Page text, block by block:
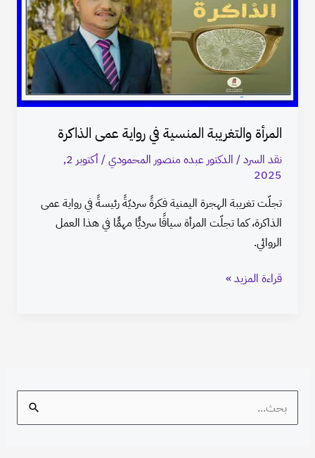
المرأة والتغريبة المنسية في رواية عمى الذاكرة
نقد السرد/ الدكتور عبده منصور المحمودي/
أكتوبر 2,
2025
تجلّت تغريبة الهجرة اليمنية فكرةً سرديّةً رئيسةً في رواية عمى
الذاكرة، كما تجلّت المرأة سياقًا سرديًّا مهمًّا في هذا العمل
الروائي.
في
رواية
عمى
الذاكرة
قراءة المزيد »